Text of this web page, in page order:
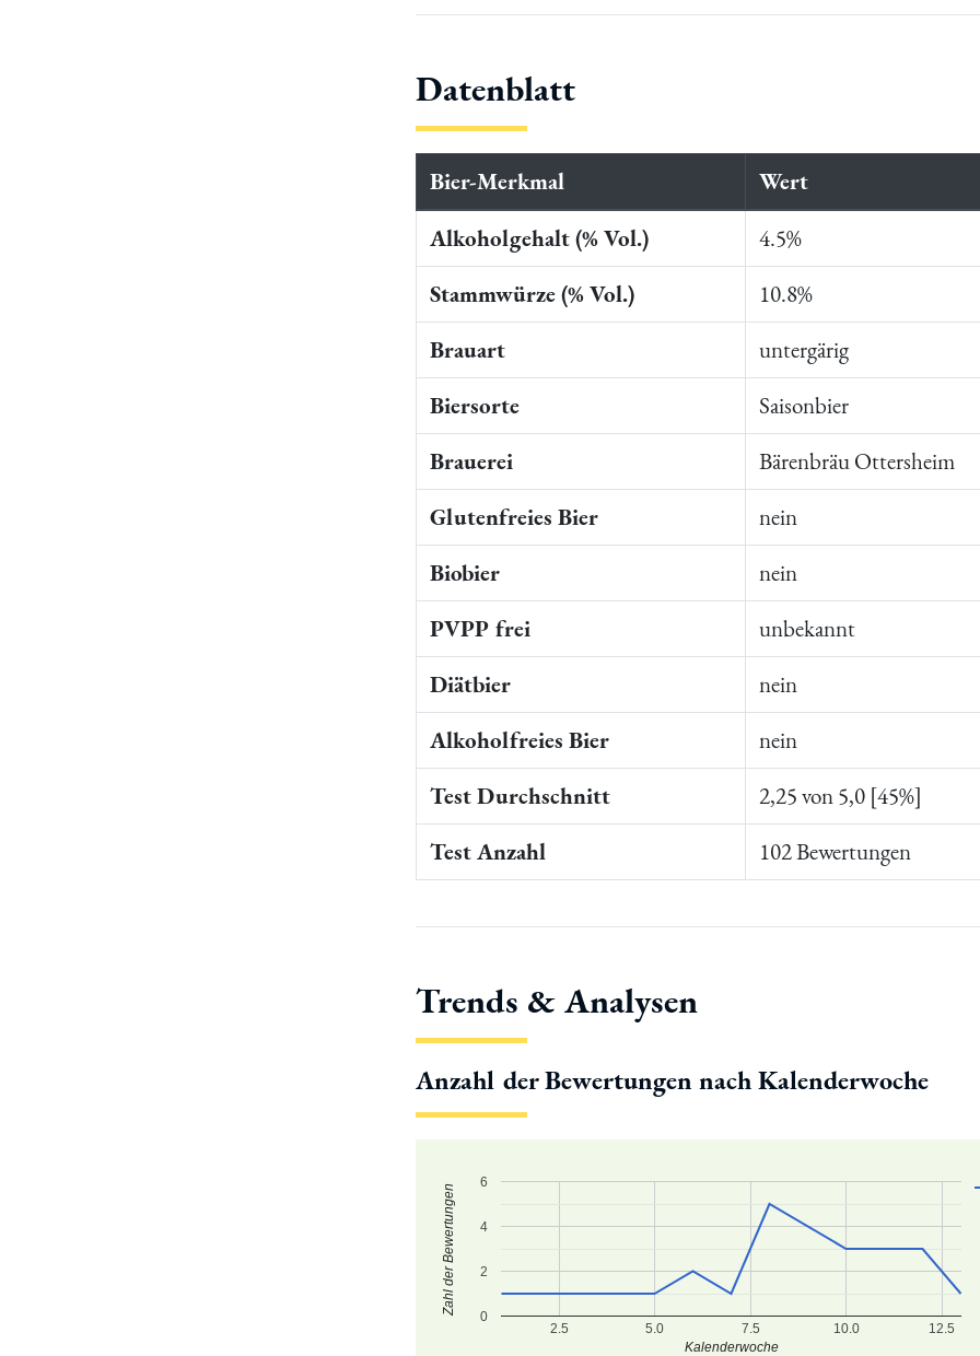
Datenblatt
Bier-Merkmal
Wert
Alkoholgehalt (% Vol.)
4.5%
Stammwürze (% Vol.)
10.8%
Brauart
untergärig
Biersorte
Saisonbier
Brauerei
Bärenbräu Ottersheim
Glutenfreies Bier
nein
Biobier
nein
PVPP frei
unbekannt
Diätbier
nein
Alkoholfreies Bier
nein
Test Durchschnitt
2,25 von 5,0 [45%]
Test Anzahl
102 Bewertungen
Trends & Analysen
Anzahl der Bewertungen nach Kalenderwoche
2.5 5.0 7.5 10.0 12.5
0
2
4
6
Kalenderwoche
Zahl der Bewertungen